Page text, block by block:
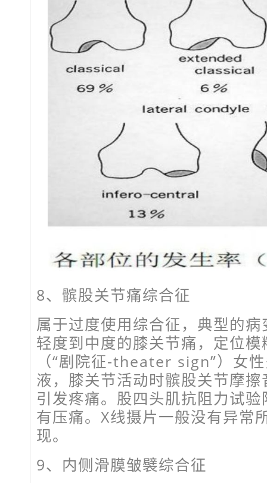
8、髌股关节痛综合征
属于过度使用综合征，典型的
轻度到中度的膝关节痛，定位
（“剧院征-theater sign”）女
液，膝关节活动时髌股关节摩
引发疼痛。股四头肌抗阻力试
有压痛。X线摄片一般没有异常
现。
9、内侧滑膜皱襞综合征